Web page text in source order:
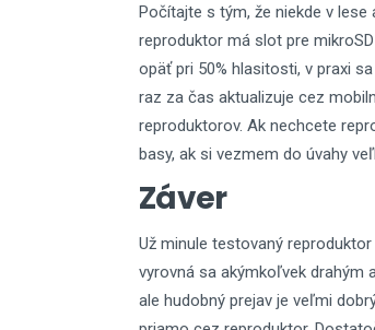
Počítajte s tým, že niekde v lese
reproduktor má slot pre
opäť pri 50% hlasitosti, v praxi
raz za čas aktualizuje cez
reproduktorov. Ak nechcete
basy, ak si vezmem do úvahy
Záver
Už minule testovaný
vyrovná sa akýmkoľvek drahým
ale hudobný prejav je veľmi